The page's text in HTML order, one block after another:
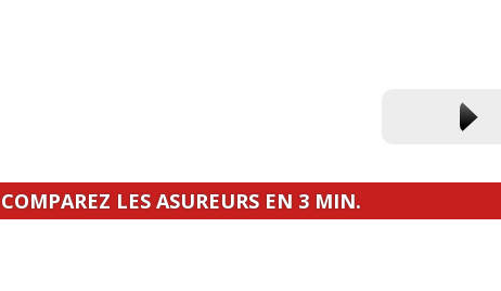
COMPAREZ LES ASUREURS EN 3 MIN.